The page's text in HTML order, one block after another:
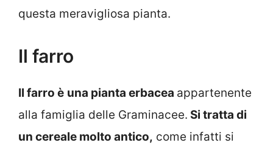
questa meravigliosa pianta.
Il farro
Il farro è una pianta erbacea appartenente
alla famiglia delle Graminacee. Si tratta di
un cereale molto antico, come infatti si